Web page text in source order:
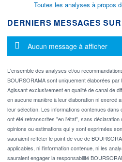
Toutes les analyses à propos
DERNIERS MESSAGES
Message d'information
Aucun message à afficher
L'ensemble des analyses et/ou
BOURSORAMA sont uniquement élaborées
Agissant exclusivement en qualité de canal de
en aucune manière à leur élaboration ni exercé
leur sélection. Les informations contenues
ont été retranscrites "en l'état", sans déclaration
opinions ou estimations qui y sont exprimées
sauraient refléter le point de vue de
applicables, ni l'information contenue, ni les
sauraient engager la responsabilité